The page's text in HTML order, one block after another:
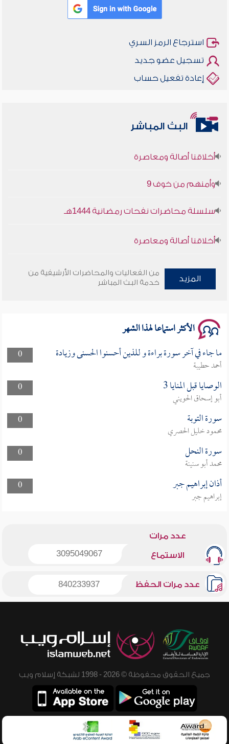
استرجاع الرمز السري
تسجيل عضو جديد
إعادة تفعيل حساب
البث المباشر
سلسلة محاضرات نفحات رمضانية 1444هـ
المزيد
من الفعاليات والمحاضرات الأرشيفية من
خدمة البث المباشر
الأكثر استماعا لهذا الشهر
0 ما جاء في آخر سورة براءة و للذين أحسنوا الحسنى وزيادة
أحمد حطيبة
0
الوصايا قبل المنايا 3
أبو إسحاق الحويني
0
سورة التوبة
محمود خليل الحصري
0
سورة النحل
محمد أبو سنينة
0
أذان إبراهيم جبر
إبراهيم جبر
عدد مرات
الاستماع 3095049067
عدد مرات الحفظ 840233937
جميع الحقوق محفوظة © 2026 - 1998 لشبكة إسلام ويب